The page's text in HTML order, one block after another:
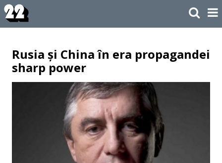
Rusia și China în era propagandei
sharp power